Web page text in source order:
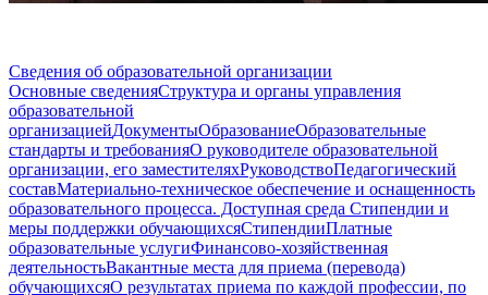
Сведения об образовательной организации
Основные сведенияСтруктура и органы управления
образовательной
организациейДокументыОбразованиеОбразовательные
стандарты и требованияО руководителе образовательной
организации, его заместителяхРуководствоПедагогический
составМатериально-техническое обеспечение и оснащенность
образовательного процесса. Доступная среда Стипендии и
меры поддержки обучающихсяСтипендииПлатные
образовательные услугиФинансово-хозяйственная
деятельностьВакантные места для приема (перевода)
обучающихсяО результатах приема по каждой профессии, по